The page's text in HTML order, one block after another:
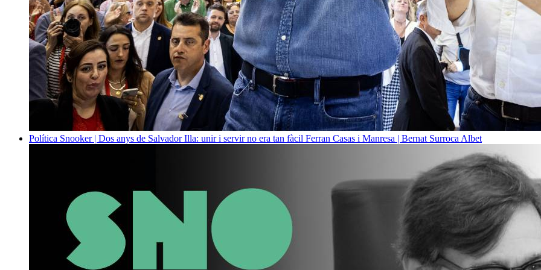
Política Snooker | Dos anys de Salvador Illa: unir i servir no era tan fàcil Ferran Casas i Manresa | Bernat Surroca Albet